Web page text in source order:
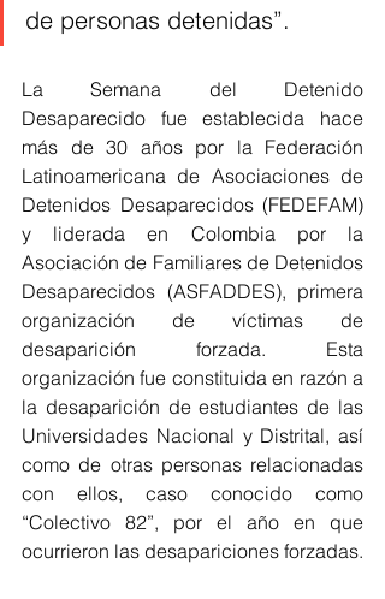
de personas detenidas”.
La Semana del Detenido
Desaparecido fue establecida hace
más de 30 años por la Federación
Latinoamericana de Asociaciones de
Detenidos Desaparecidos (FEDEFAM)
y liderada en Colombia por la
Asociación de Familiares de Detenidos
Desaparecidos (ASFADDES), primera
organización de víctimas de
desaparición forzada. Esta
organización fue constituida en razón a
la desaparición de estudiantes de las
Universidades Nacional y Distrital, así
como de otras personas relacionadas
con ellos, caso conocido como
“Colectivo 82”, por el año en que
ocurrieron las desapariciones forzadas.